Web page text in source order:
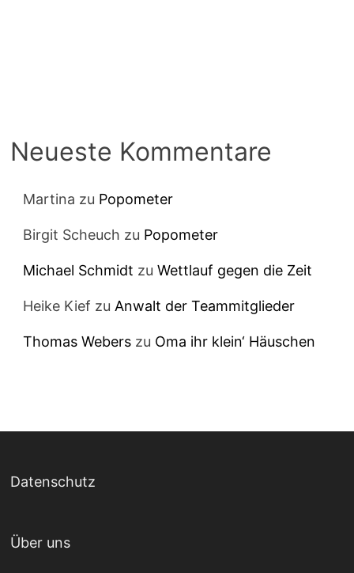
Neueste Kommentare
Martina zu Popometer
Birgit Scheuch zu Popometer
Michael Schmidt zuWettlauf gegen die Zeit
Heike Kief zu Anwalt der Teammitglieder
Thomas Webers zu Oma ihr klein‘ Häuschen
Datenschutz
Über uns